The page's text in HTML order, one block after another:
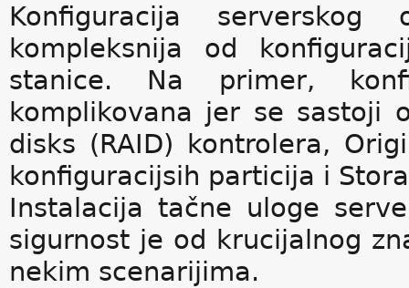
Konfiguracija
kompleksnija od
stanice. Na primer,
komplikovana jer se sastoji
disks (RAID) kontrolera,
konfiguracijsih particija i
Instalacija tačne uloge
sigurnost je od krucijalnog
nekim scenarijima.